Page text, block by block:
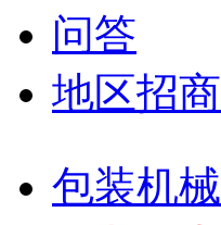
问答
地区招商
包装机械